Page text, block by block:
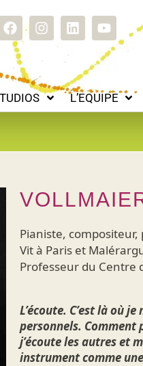
F
a
c
e
b
o
o
k
I
n
t
a
g
a
L
i
e
d
i
n
Y
o
u
t
b
e
L’EQUIPE
L’EQUIPE INFOS
Pianiste,
Vit à Paris et
Professeur du Centre
L’écoute. C’est là où
personnels. Comment
j’écoute les autres et
instrument comme